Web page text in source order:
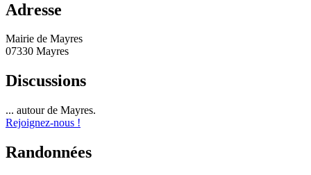
Adresse
Mairie de Mayres
07330 Mayres
Discussions
... autour de Mayres.
Rejoignez-nous !
Randonnées